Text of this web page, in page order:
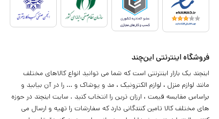
فروشگاه اینترنتی این‌چند
اینچند یک بازار اینترنتی است که شما می توانید انواع کالاهای مختلف
مانند لوازم منزل ، لوازم الکترونیک ، مد و پوشاک و ... را در آن بیابید و
براساس مقایسه قیمت ، ارزان ترین را انتخاب کنید . سایت اینچند در حوزه
های مختلف کالا تامین کنندگانی دارد که سفارشات را تهیه و ارسال می